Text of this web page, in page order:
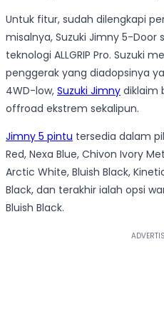
Untuk fitur, sudah dilengkapi
misalnya, Suzuki Jimny 5-Door
teknologi ALLGRIP Pro. Suzuki
penggerak yang diadopsinya
4WD-low, Suzuki Jimny diklaim
offroad ekstrem sekalipun.
Jimny 5 pintu tersedia dalam
Red, Nexa Blue, Chivon Ivory
Arctic White, Bluish Black,
Black, dan terakhir ialah opsi
Bluish Black.